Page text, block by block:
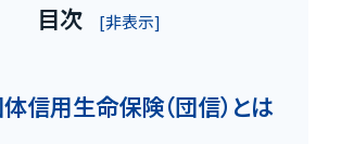
目次 [非表示]
信用生命保険（団信）とは